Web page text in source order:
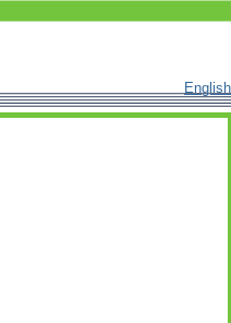
English